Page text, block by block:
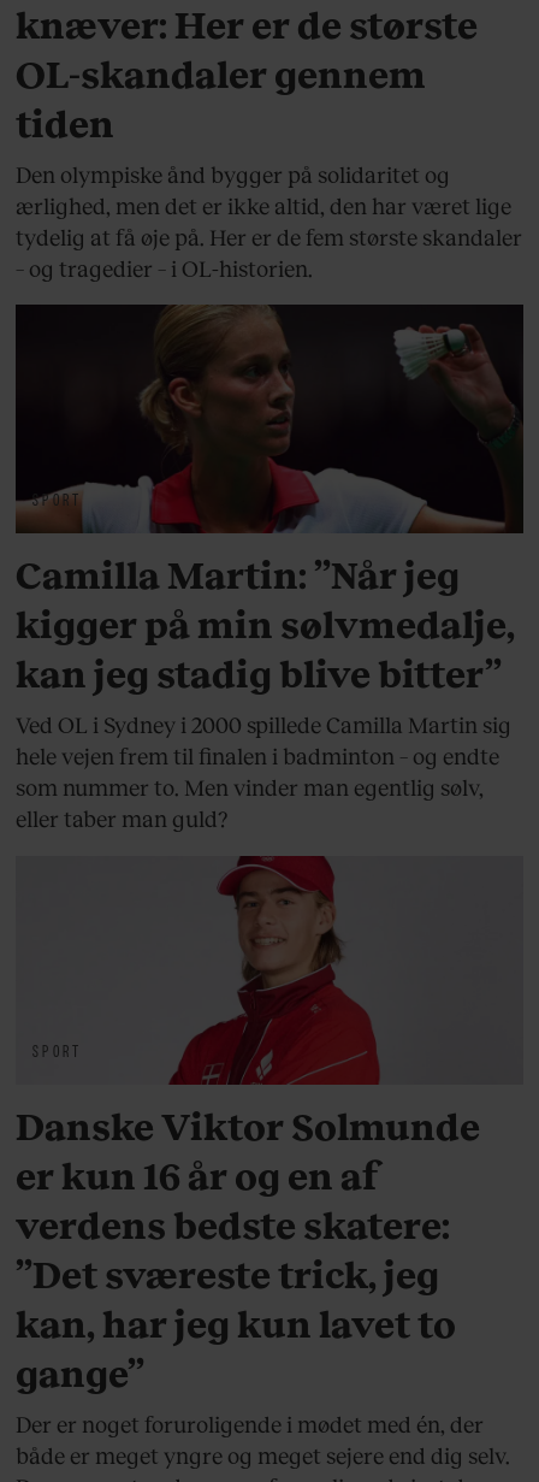
knæver: Her er de største
OL-skandaler gennem
tiden
Den olympiske ånd bygger på solidaritet og
ærlighed, men det er ikke altid, den har været lige
tydelig at få øje på. Her er de fem største skandaler
– og tragedier – i OL-historien.
SPORT
Camilla Martin: ”Når jeg
kigger på min sølvmedalje,
kan jeg stadig blive bitter”
Ved OL i Sydney i 2000 spillede Camilla Martin sig
hele vejen frem til finalen i badminton – og endte
som nummer to. Men vinder man egentlig sølv,
eller taber man guld?
SPORT
Danske Viktor Solmunde
er kun 16 år og en af
verdens bedste skatere:
”Det sværeste trick, jeg
kan, har jeg kun lavet to
gange”
Der er noget foruroligende i mødet med én, der
både er meget yngre og meget sejere end dig selv.